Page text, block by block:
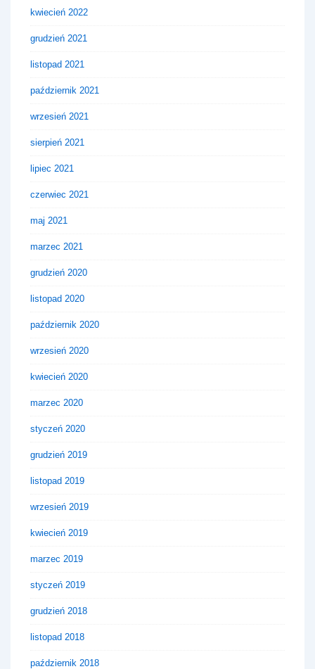
kwiecień 2022
grudzień 2021
listopad 2021
październik 2021
wrzesień 2021
sierpień 2021
lipiec 2021
czerwiec 2021
maj 2021
marzec 2021
grudzień 2020
listopad 2020
październik 2020
wrzesień 2020
kwiecień 2020
marzec 2020
styczeń 2020
grudzień 2019
listopad 2019
wrzesień 2019
kwiecień 2019
marzec 2019
styczeń 2019
grudzień 2018
listopad 2018
październik 2018